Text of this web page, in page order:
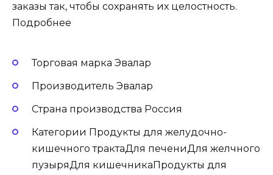
заказы так, чтобы сохранять их целостность.
Подробнее
Торговая марка Эвалар
Производитель Эвалар
Страна производства Россия
Категории Продукты для желудочно-
кишечного трактаДля печениДля желчного
пузыряДля кишечникаПродукты для